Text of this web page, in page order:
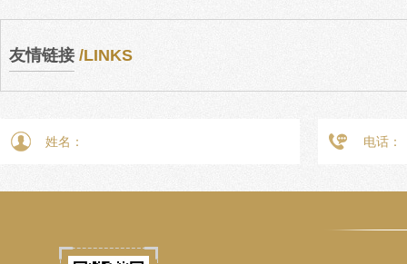
友情链接 /LINKS